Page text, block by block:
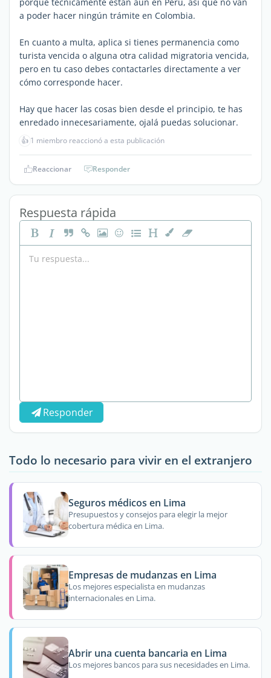
a poder hacer ningún trámite en Colombia.
En cuanto a multa, aplica si tienes permanencia como
turista vencida o alguna otra calidad migratoria vencida,
pero en tu caso debes contactarles directamente a ver
cómo corresponde hacer.
Hay que hacer las cosas bien desde el principio, te has
enredado innecesariamente, ojalá puedas solucionar.
👍 1 miembro reaccionó a esta publicación
Reaccionar Responder
Respuesta rápida
Responder
Todo lo necesario para vivir en el extranjero
Seguros médicos en Lima
Presupuestos y consejos para elegir la mejor
cobertura médica en Lima.
Empresas de mudanzas en Lima
Los mejores especialista en mudanzas
internacionales en Lima.
Abrir una cuenta bancaria en Lima
Los mejores bancos para sus necesidades en Lima.